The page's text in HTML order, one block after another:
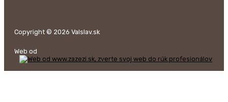
Copyright © 2026 Valslav.sk
Web od